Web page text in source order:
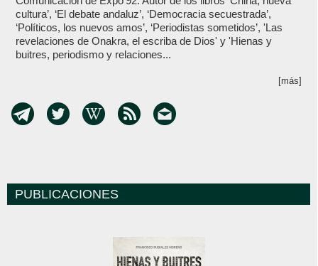
cultura’, ‘El debate andaluz’, ‘Democracia secuestrada’,
‘Políticos, los nuevos amos’, ‘Periodistas sometidos’, 'Las
revelaciones de Onakra, el escriba de Dios' y 'Hienas y
buitres, periodismo y relaciones...
[más]
PUBLICACIONES